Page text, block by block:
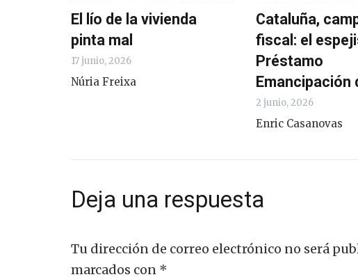
El lío de la vivienda
pinta mal
17 junio, 2026
Núria Freixa
Cataluña,
fiscal: el
Préstamo
Emancipación
2 junio, 2026
Enric Casanovas
Deja una respuesta
Tu dirección de correo electrónico no será
marcados con *